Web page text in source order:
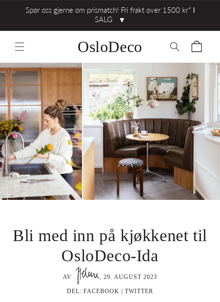
Spør oss gjerne om prismatch! Fri frakt over 1500 kr* ⅼ
SALG
▼
OsloDeco
Bli med inn på kjøkkenet til
OsloDeco-Ida
AV , 29. AUGUST 2023
DEL: FACEBOOK TWITTER